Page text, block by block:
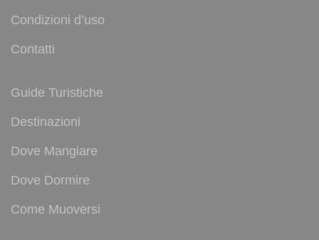
Condizioni d’uso
Contatti
Guide Turistiche
Destinazioni
Dove Mangiare
Dove Dormire
Come Muoversi